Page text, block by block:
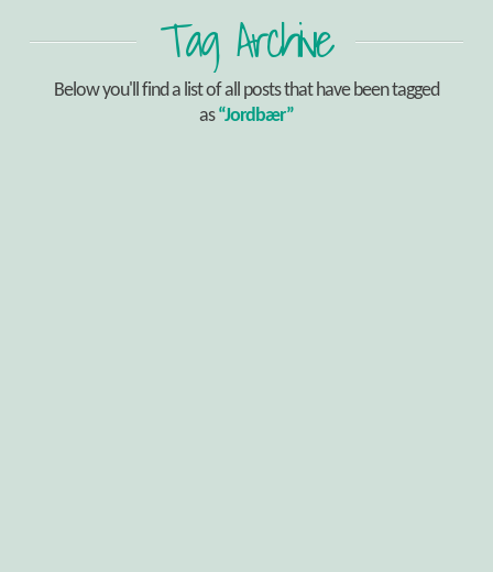
Tag Archive
Below you'll find a list of all posts that have been tagged
as“Jordbær”